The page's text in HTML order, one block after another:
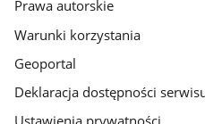
Prawa autorskie
Warunki korzystania
Geoportal
Deklaracja dostępności